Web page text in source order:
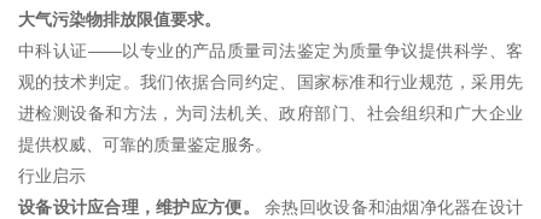
大气污染物排放限值要求。
中科认证——以专业的产品质量司法鉴定为质量争议提供科学、客
观的技术判定。我们依据合同约定、国家标准和行业规范，采用先
进检测设备和方法，为司法机关、政府部门、社会组织和广大企业
提供权威、可靠的质量鉴定服务。
行业启示
设备设计应合理，维护应方便。
余热回收设备和油烟净化器在设计